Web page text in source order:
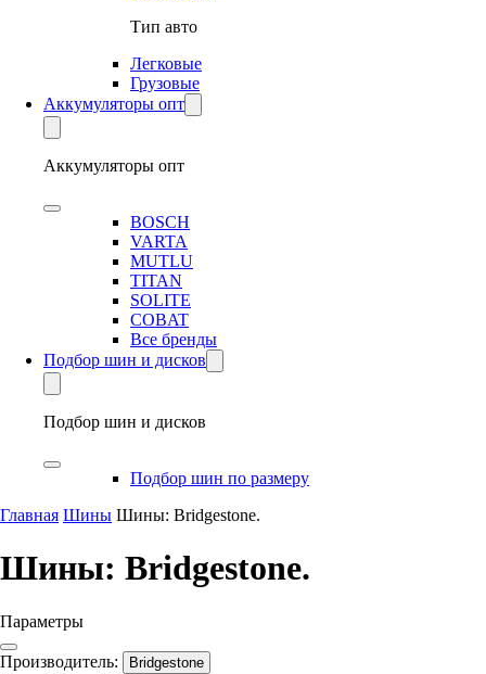
Тип авто
Легковые
Грузовые
Аккумуляторы опт
Аккумуляторы опт
BOSCH
VARTA
MUTLU
TITAN
SOLITE
COBAT
Все бренды
Подбор шин и дисков
Подбор шин и дисков
Подбор шин по размеру
Главная Шины Шины: Bridgestone.
Шины: Bridgestone.
Параметры
Производитель: Bridgestone